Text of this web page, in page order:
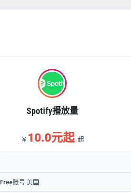
Spotify播放量
￥ 10.0元起 起
账号 美国